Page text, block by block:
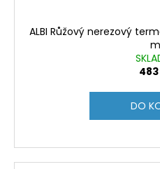
ALBI Růžový nerezový
DO